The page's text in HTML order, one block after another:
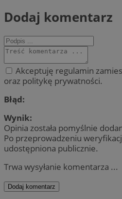
Dodaj komentarz
Akceptuję regulamin
oraz politykę prywatności.
Błąd:
Wynik:
Opinia została pomyślnie
Po przeprowadzeniu
udostępniona publicznie.
Trwa wysyłanie komentarza ...
Dodaj komentarz